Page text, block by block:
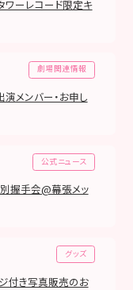
ワーレコード限定キ
劇場関連情報
メンバー・お申し
公式ニュース
握手会@幕張メッ
グッズ
付き写真販売のお